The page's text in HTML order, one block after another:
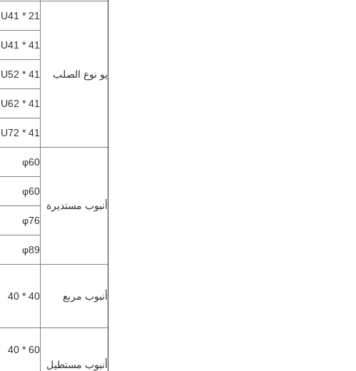
يو نوع الصلب
U41 * 21
U41 * 41
U52 * 41
U62 * 41
U72 * 41
أنبوب مستديرة
φ60
φ60
φ76
φ89
أنبوب مربع 40 * 40
أنبوب مستطيل
60 * 40